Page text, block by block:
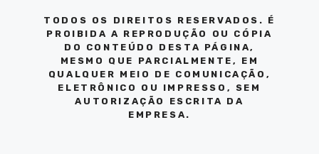
TODOS OS DIREITOS RESERVADOS. É
PROIBIDA A REPRODUÇÃO OU CÓPIA
DO CONTEÚDO DESTA PÁGINA,
MESMO QUE PARCIALMENTE, EM
QUALQUER MEIO DE COMUNICAÇÃO,
ELETRÔNICO OU IMPRESSO, SEM
AUTORIZAÇÃO ESCRITA DA
EMPRESA.